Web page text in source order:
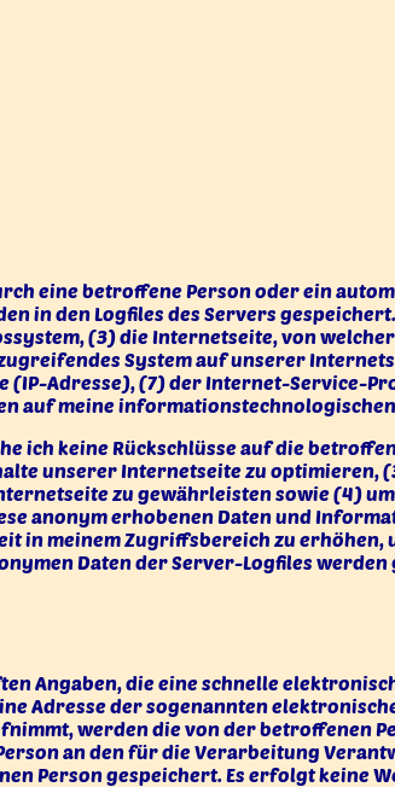
eine betroffene Person oder ein
in den Logfiles des Servers
(3) die Internetseite, von
System auf unserer
Adresse), (7) der Internet-Service-
auf meine
ich keine Rückschlüsse auf die
unserer Internetseite zu optimieren,
zu gewährleisten sowie (4)
anonym erhobenen Daten und
in meinem Zugriffsbereich zu
Daten der Server-Logfiles
Angaben, die eine schnelle
Adresse der sogenannten
werden die von der betroffenen
an den für die Verarbeitung
Person gespeichert. Es erfolgt keine